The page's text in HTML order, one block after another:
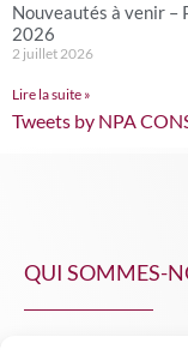
Nouveautés à venir –
2026
2 juillet 2026
Lire la suite »
Tweets by NPA
QUI SOMMES-